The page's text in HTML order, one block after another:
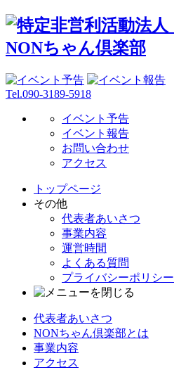
Tel.090-3189-5918
イベント予告
イベント報告
お問い合わせ
アクセス
トップページ
その他
代表者あいさつ
事業内容
運営時間
よくある質問
プライバシーポリシー
代表者あいさつ
NONちゃん倶楽部とは
事業内容
アクセス